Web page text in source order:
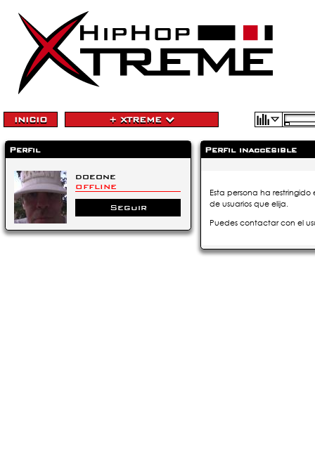
INICIO + XTREME
Perfil
doeone
OFFLINE
Seguir
Perfil inaccesible
Esta persona ha
de usuarios que elija.
Puedes contactar con el